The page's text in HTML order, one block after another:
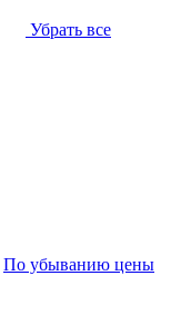
Убрать все
По убыванию цены